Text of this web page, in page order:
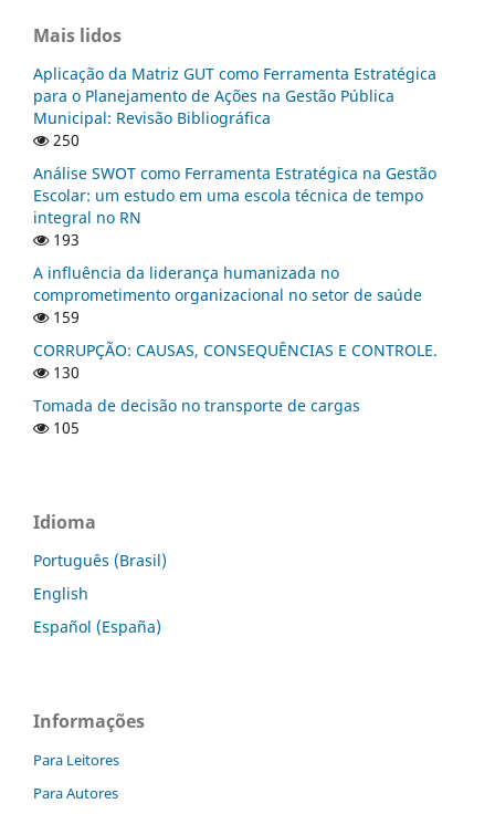
Mais lidos
Aplicação da Matriz GUT como Ferramenta Estratégica
para o Planejamento de Ações na Gestão Pública
Municipal: Revisão Bibliográfica
250
Análise SWOT como Ferramenta Estratégica na Gestão
Escolar: um estudo em uma escola técnica de tempo
integral no RN
193
A influência da liderança humanizada no
comprometimento organizacional no setor de saúde
159
CORRUPÇÃO: CAUSAS, CONSEQUÊNCIAS E CONTROLE.
130
Tomada de decisão no transporte de cargas
105
Idioma
Português (Brasil)
English
Español (España)
Informações
Para Leitores
Para Autores